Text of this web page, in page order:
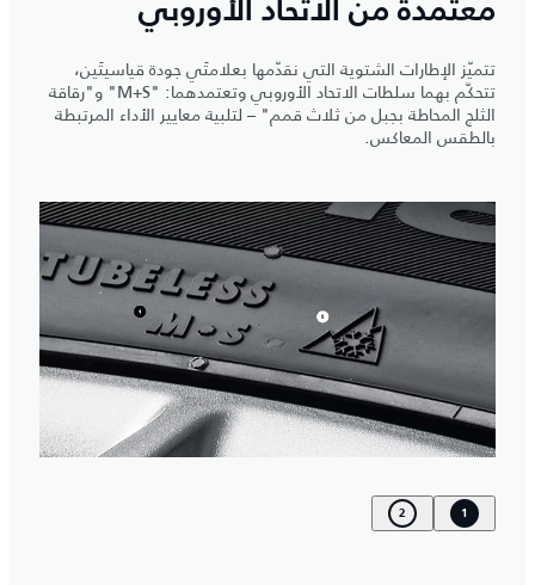
معتمدة من الاتحاد الأوروبي
تتميّز الإطارات الشتوية التي نقدّمها بعلامتَي جودة قياسيتَين،
تتحكّم بهما سلطات الاتحاد الأوروبي وتعتمدهما: "M+S" و"رقاقة
الثلج المحاطة بجبل من ثلاث قمم" – لتلبية معايير الأداء المرتبطة
بالطقس المعاكس.
1
2